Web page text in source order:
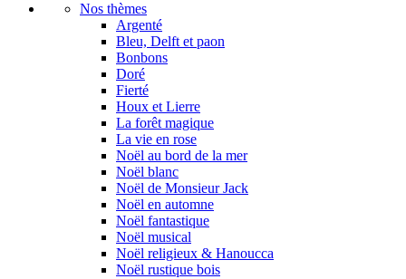
Nos thèmes
Argenté
Bleu, Delft et paon
Bonbons
Doré
Fierté
Houx et Lierre
La forêt magique
La vie en rose
Noël au bord de la mer
Noël blanc
Noël de Monsieur Jack
Noël en automne
Noël fantastique
Noël musical
Noël religieux & Hanoucca
Noël rustique bois